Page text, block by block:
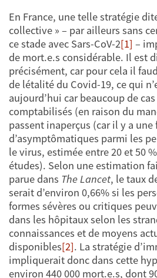
En France, une telle stratégie
collective » – par ailleurs sans
ce stade avec Sars-CoV-2[1] –
de mort.e.s considérable. Il est
précisément, car pour cela il
de létalité du Covid-19, ce qui
aujourd’hui car beaucoup de
comptabilisés (en raison du
passent inaperçus (car il y a
d’asymptômatiques parmi les
le virus, estimée entre 20 et 50
études). Selon une estimation
parue dans The Lancet, le taux
serait d’environ 0,66% si les
formes sévères ou critiques
dans les hôpitaux selon les
connaissances et de moyens
disponibles[2]. La stratégie
impliquerait donc dans cette
environ 440 000 mort.e.s, dont